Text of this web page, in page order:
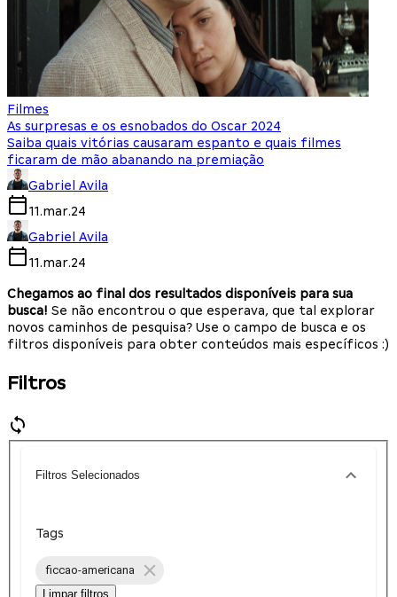
Filmes
As surpresas e os esnobados do Oscar 2024
Saiba quais vitórias causaram espanto e quais filmes
ficaram de mão abanando na premiação
Gabriel Avila
11.mar.24
Gabriel Avila
11.mar.24
Chegamos ao final dos resultados disponíveis para sua
busca! Se não encontrou o que esperava, que tal explorar
novos caminhos de pesquisa? Use o campo de busca e os
filtros disponíveis para obter conteúdos mais específicos :)
Filtros
Filtros Selecionados
Tags
ficcao-americana
Limpar filtros